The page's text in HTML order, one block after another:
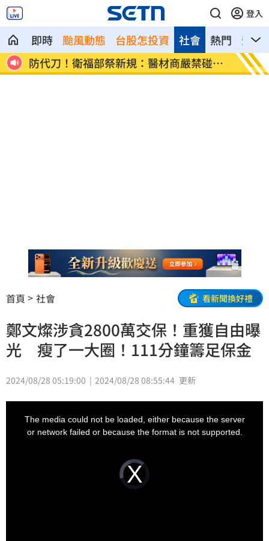
登入
即時 颱風動態 台股怎投資 熱門 影音
社會
病
外資狂提款！國家隊3億護「這檔金融股
」
姜厚
首頁 社會 看新聞換好禮
鄭文燦涉貪2800萬交保！重獲自由曝
光 瘦了一大圈！111分鐘籌足保金
2024/08/28 05:19:00 2024/08/28 08:55:44 更新
Video
Player
is
loading.
The media could not be loaded, either because the server
or network failed or because the format is not supported.